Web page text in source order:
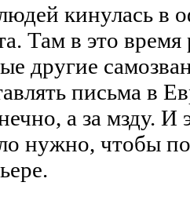
кинулась в
Там в это время
другие
письма в
а за мзду. И
нужно, чтобы